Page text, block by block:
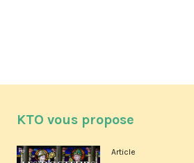
KTO vous propose
Article